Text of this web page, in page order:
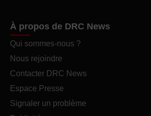
À propos de DRC News
Qui sommes-nous ?
Nous rejoindre
Contacter DRC News
Espace Presse
Signaler un problème